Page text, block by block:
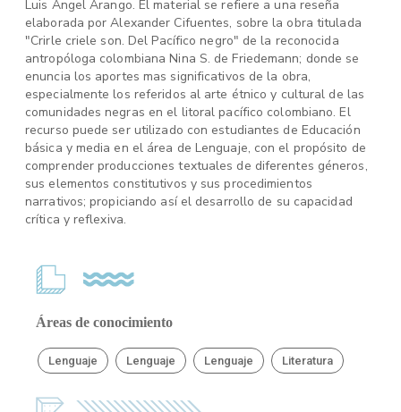
Luis Ángel Arango. El material se refiere a una reseña
elaborada por Alexander Cifuentes, sobre la obra titulada
"Crirle criele son. Del Pacífico negro" de la reconocida
antropóloga colombiana Nina S. de Friedemann; donde se
enuncia los aportes mas significativos de la obra,
especialmente los referidos al arte étnico y cultural de las
comunidades negras en el litoral pacífico colombiano. El
recurso puede ser utilizado con estudiantes de Educación
básica y media en el área de Lenguaje, con el propósito de
comprender producciones textuales de diferentes géneros,
sus elementos constitutivos y sus procedimientos
narrativos; propiciando así el desarrollo de su capacidad
crítica y reflexiva.
Áreas de conocimiento
Lenguaje Lenguaje Lenguaje Literatura